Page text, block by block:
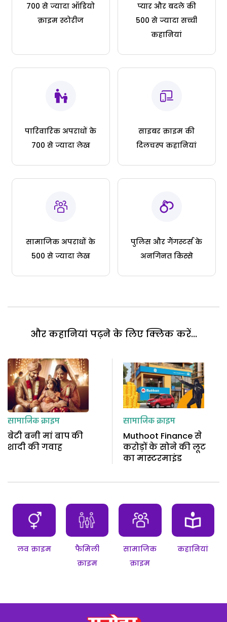
700 से ज्यादा ऑडियो
क्राइम स्टोरीज
प्यार और बदले की
500 से ज्यादा सच्ची
कहानियां
पारिवारिक अपराधों के
700 से ज्यादा लेख
साइबर क्राइम की
दिलचस्प कहानियां
सामाजिक अपराधों के
500 से ज्यादा लेख
पुलिस और गैंगस्टर्स के
अनगिनत किस्से
और कहानियां पढ़ने के लिए क्लिक करें...
सामाजिक क्राइम
बेटी बनी मां बाप की
शादी की गवाह
सामाजिक क्राइम
Muthoot Finance से
करोड़ों के सोने की लूट
का मास्टरमाइंड
लव क्राइम
फैमिली
क्राइम
सामाजिक
क्राइम
कहानियां